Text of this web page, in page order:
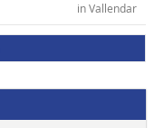
in Vallendar